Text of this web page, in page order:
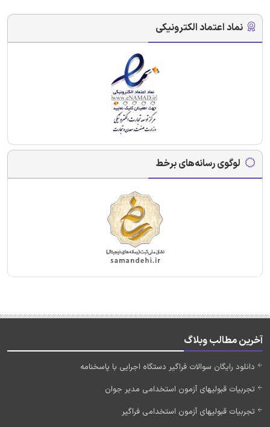
نماد اعتماد الکترونیکی
لوگوی رسانه‌های برخط
آخرین مطالب وبلاگ
دانلود رایگان سوالات فراگیر دستگاه اجرایی با پاسخنامه
تجربیات قبولیهای آزمون استخدامی مدیر جوان
تجربیات قبولیهای آزمون استخدامی فراگیر